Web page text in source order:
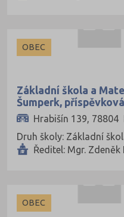
OBEC
Základní škola a
Šumperk,
Hrabišín 139, 78804
Druh školy: Základní
Ředitel: Mgr. Zdeněk
OBEC